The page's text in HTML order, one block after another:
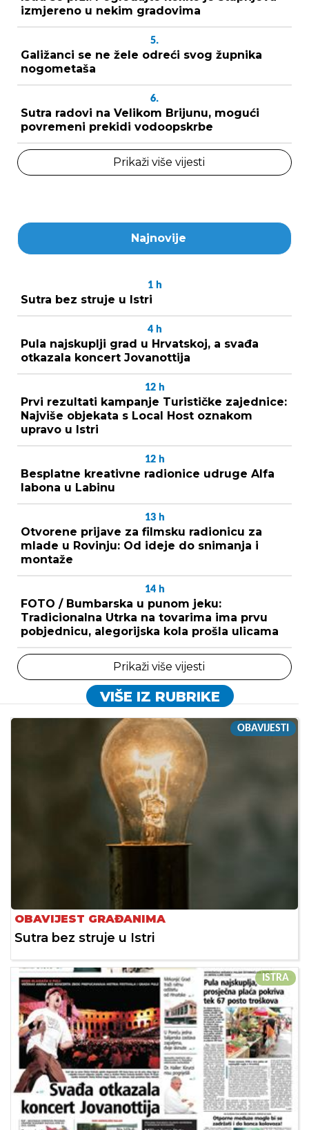
izmjereno u nekim gradovima
5.
Galižanci se ne žele odreći svog župnika
nogometaša
6.
Sutra radovi na Velikom Brijunu, mogući
povremeni prekidi vodoopskrbe
Prikaži više vijesti
Najnovije
1 h
Sutra bez struje u Istri
4 h
Pula najskuplji grad u Hrvatskoj, a svađa
otkazala koncert Jovanottija
12 h
Prvi rezultati kampanje Turističke zajednice:
Najviše objekata s Local Host oznakom
upravo u Istri
12 h
Besplatne kreativne radionice udruge Alfa
labona u Labinu
13 h
Otvorene prijave za filmsku radionicu za
mlade u Rovinju: Od ideje do snimanja i
montaže
14 h
FOTO / Bumbarska u punom jeku:
Tradicionalna Utrka na tovarima ima prvu
pobjednicu, alegorijska kola prošla ulicama
Prikaži više vijesti
VIŠE IZ RUBRIKE
OBAVIJESTI
OBAVIJEST GRAĐANIMA
Sutra bez struje u Istri
ISTRA